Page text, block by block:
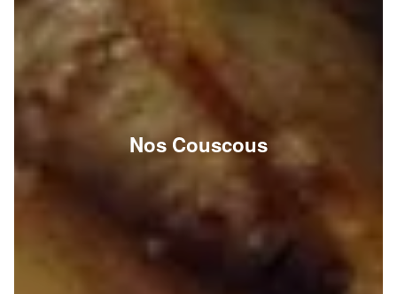
Nos Couscous